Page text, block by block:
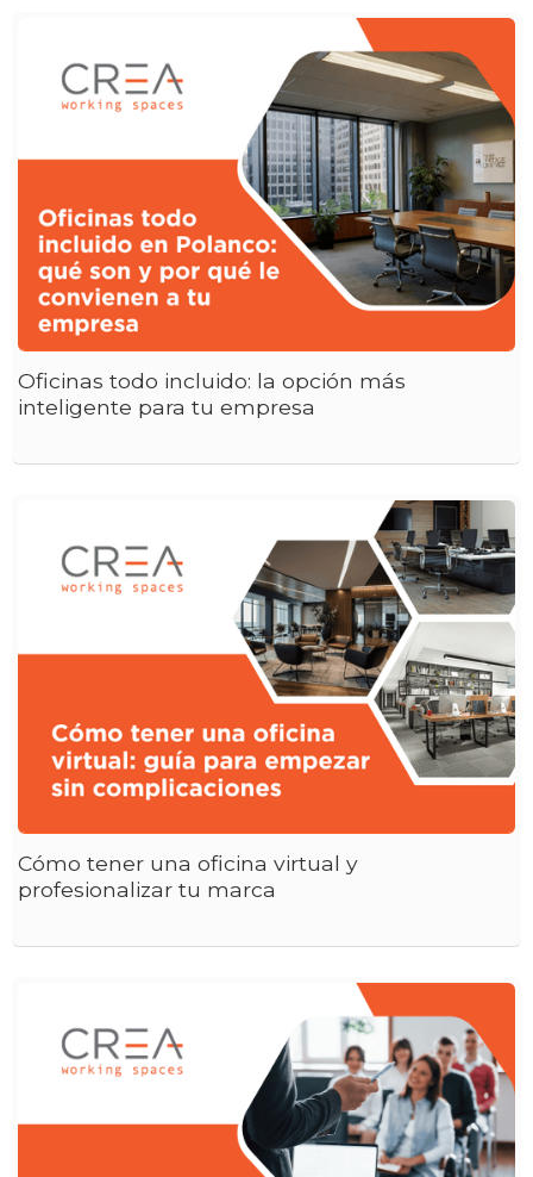
Oficinas todo incluido: la opción más
inteligente para tu empresa
Cómo tener una oficina virtual y
profesionalizar tu marca